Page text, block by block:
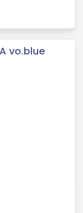
vo.blue